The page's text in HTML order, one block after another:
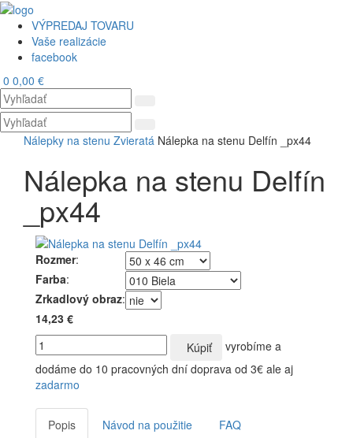
VÝPREDAJ TOVARU
Vaše realizácie
facebook
0 0,00 €
Nálepky na stenu Zvieratá Nálepka na stenu Delfín _px44
Nálepka na stenu Delfín
_px44
Rozmer:
Farba:
Zrkadlový obraz:
14,23 €
Kúpiť
vyrobíme a
dodáme do 10 pracovných dní doprava od 3€ ale aj
zadarmo
Popis Návod na použitie FAQ